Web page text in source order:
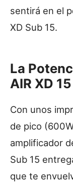
sentirá en el
XD Sub 15.
La
AIR XD 15
Con unos
de pico
amplificador
Sub 15
que te